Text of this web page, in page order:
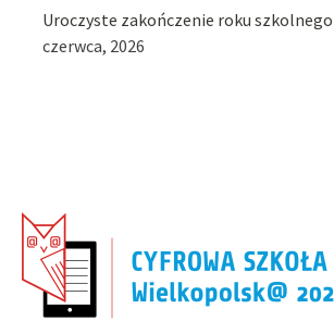
Uroczyste zakończenie roku
czerwca, 2026